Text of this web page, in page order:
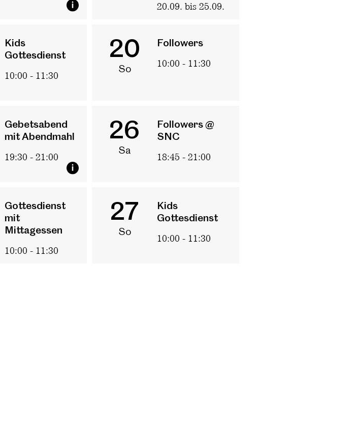
20.09. bis 25.09.
Kids
Gottesdienst
10:00 - 11:30
20
So
Followers
10:00 - 11:30
Gebetsabend
mit Abendmahl
19:30 - 21:00
26
Sa
Followers @
SNC
18:45 - 21:00
Gottesdienst
mit
Mittagessen
10:00 - 11:30
27
So
Kids
Gottesdienst
10:00 - 11:30